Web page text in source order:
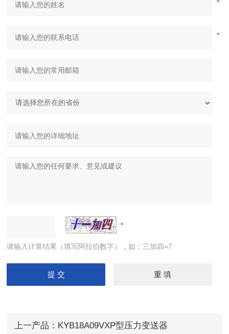
请输入计算结果（填写阿拉伯数字），如：三加四=7
上一产品： KYB18A09VXP型压力变送器